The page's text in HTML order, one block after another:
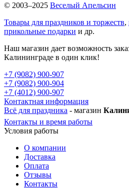
© 2003–2025 Веселый Апельсин
Товары для праздников и торжеств,
прикольные подарки и др.
Наш магазин дает возможность
Калининграде в один клик!
+7 (9082) 900-907
+7 (9082) 900-904
+7 (4012) 900-907
Контактная информация
Всё для праздника - магазин
Контакты и время работы
Условия работы
О компании
Доставка
Оплата
Отзывы
Контакты